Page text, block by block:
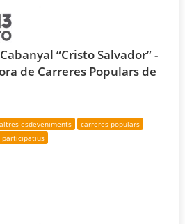
“Cristo Salvador” -
de Carreres Populars de
altres esdeveniments
carreres populars
participatius